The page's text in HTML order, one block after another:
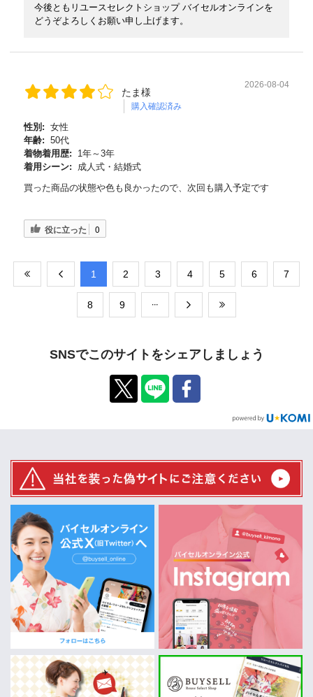
今後ともリユースセレクトショップ バイセルオンラインを
どうぞよろしくお願い申し上げます。
たま様
購入確認済み
2026-08-04
性別: 女性
年齢: 50代
着物着用歴:
1年～3年
着用シーン:
成人式・結婚式
買った商品の状態や色も良かったので、次回も購入予定です
役に立った 0
​1 ​2 ​3 ​4 ​5 ​6 ​7
​8 ​9
SNSでこのサイトをシェアしましょう